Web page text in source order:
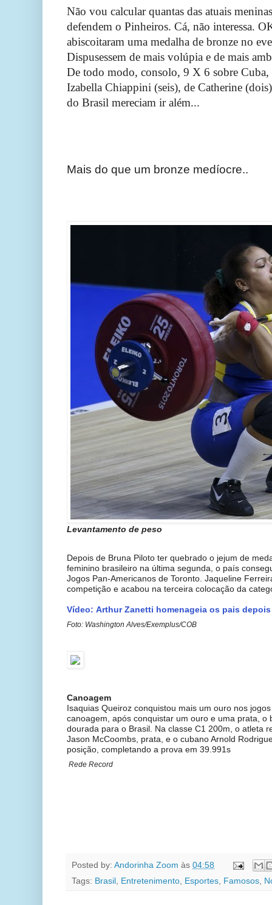
Não vou calcular quantas das atuais
defendem o Pinheiros. Cá, não interessa.
abiscoitaram uma medalha de bronze no
Dispusessem de mais volúpia e de mais
De todo modo, consolo, 9 X 6 sobre Cuba,
Izabella Chiappini (seis), de Catherine
do Brasil mereciam ir além...
Mais do que um bronze medíocre..
Levantamento de peso
Depois de Bruna Piloto ter quebrado o jejum de
feminino brasileiro na última segunda, o país
Jogos Pan-Americanos de Toronto. Jaqueline
competição e acabou na terceira colocação da
Vídeo: Arthur Zanetti homenageia os pais
Foto: Washington Alves/Exemplus/COB
Canoagem
Isaquias Queiroz conquistou mais um ouro nos
canoagem, após conquistar um ouro e uma prata, o
dourada para o Brasil. Na classe C1 200m, o atleta
Jason McCoombs, prata, e o cubano Arnold
posição, completando a prova em 39.991s
Rede Record
Posted by: Andorinha Zoom às 04:58
Tags: Brasil , Entretenimento, Esportes, Famosos,